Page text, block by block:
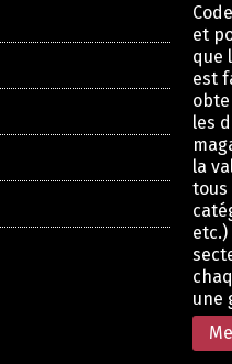
et
que
est
les
la
tous
une